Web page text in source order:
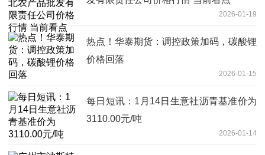
2026-01-19
热点！华泰期货：调控政策加码，碳酸锂
价格回落
2026-01-15
每日短讯：1月14日生意社沥青基准价为
3110.00元/吨
2026-01-14